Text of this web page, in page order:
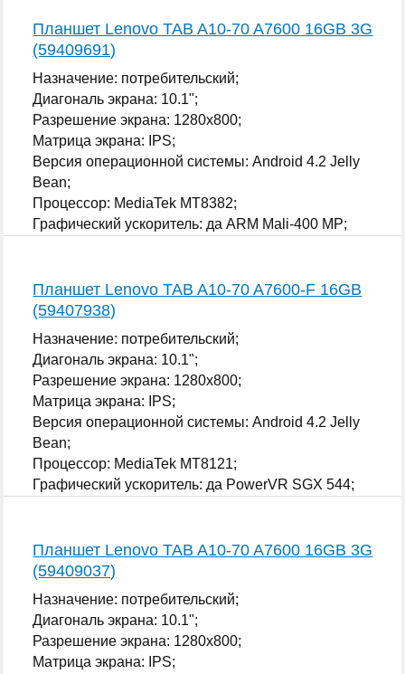
Планшет Lenovo TAB A10-70 A7600 16GB 3G
(59409691)
Назначение: потребительский;
Диагональ экрана: 10.1";
Разрешение экрана: 1280x800;
Матрица экрана: IPS;
Версия операционной системы: Android 4.2 Jelly
Bean;
Процессор: MediaTek MT8382;
Графический ускоритель: да ARM Mali-400 MP;
Планшет Lenovo TAB A10-70 A7600-F 16GB
(59407938)
Назначение: потребительский;
Диагональ экрана: 10.1";
Разрешение экрана: 1280x800;
Матрица экрана: IPS;
Версия операционной системы: Android 4.2 Jelly
Bean;
Процессор: MediaTek MT8121;
Графический ускоритель: да PowerVR SGX 544;
Планшет Lenovo TAB A10-70 A7600 16GB 3G
(59409037)
Назначение: потребительский;
Диагональ экрана: 10.1";
Разрешение экрана: 1280x800;
Матрица экрана: IPS;